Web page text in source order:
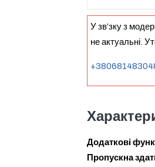
У зв’зку з
не актуальні.
Додаткові
Пропускна